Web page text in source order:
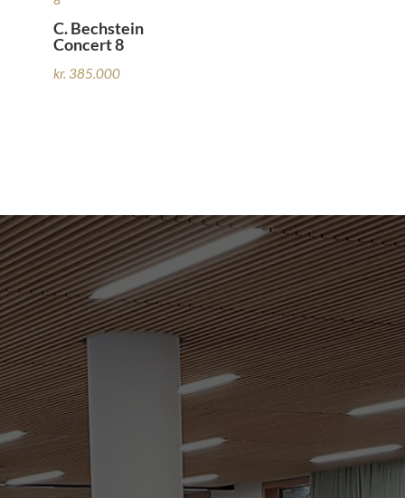
C. Bechstein
Concert 8
kr. 385.000
+45 66 118 222